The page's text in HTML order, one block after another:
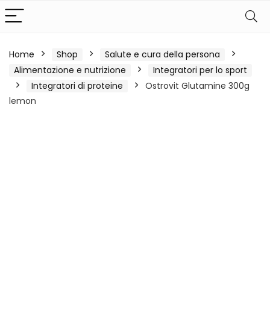
Home Shop
Salute e cura della persona
Alimentazione e nutrizione
Integratori per lo sport
Integratori di proteine
Ostrovit Glutamine 300g
lemon